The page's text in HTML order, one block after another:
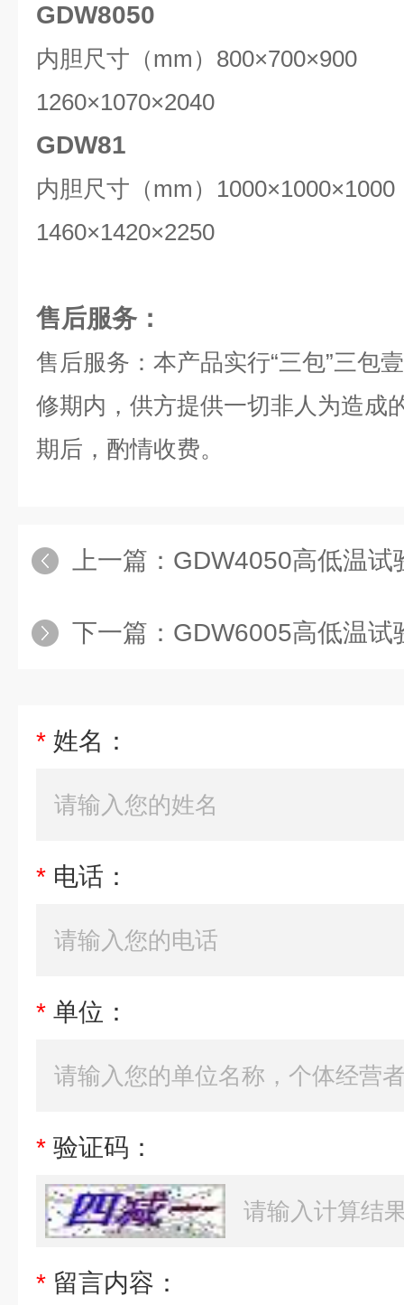
GDW8050
内胆尺寸（mm）800×700×900
1260×1070×2040
GDW81
内胆尺寸（mm）
1460×1420×2250
售后服务：
售后服务：本产品实行“三包”三包
修期内，供方提供一切非人为造成
期后，酌情收费。
上一篇： GDW4050高低温试验箱 高
下一篇： GDW6005高低温试验箱
* 姓名：
* 电话：
* 单位：
* 验证码：
* 留言内容：